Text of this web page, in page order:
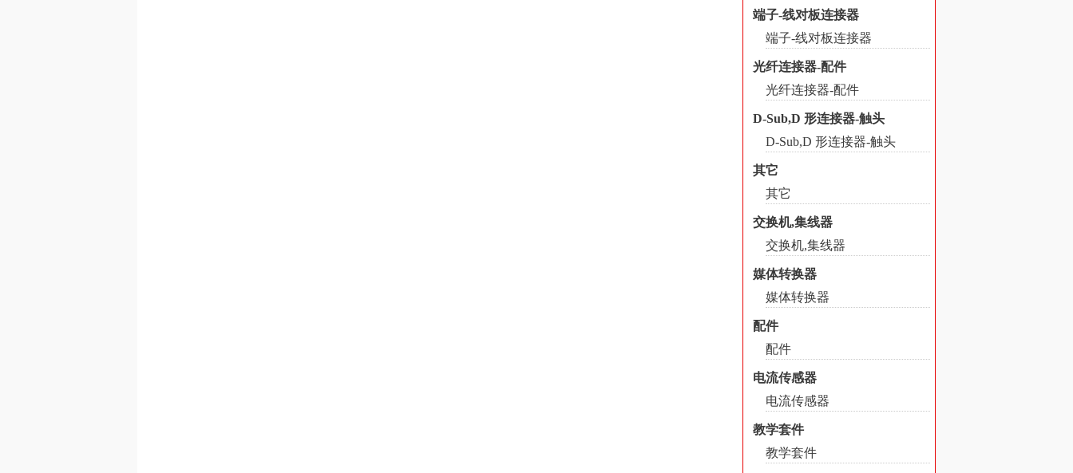
端子-线对板连接器
端子-线对板连接器
光纤连接器-配件
光纤连接器-配件
D-Sub,D 形连接器-触头
D-Sub,D 形连接器-触头
其它
其它
交换机,集线器
交换机,集线器
媒体转换器
媒体转换器
配件
配件
电流传感器
电流传感器
教学套件
教学套件